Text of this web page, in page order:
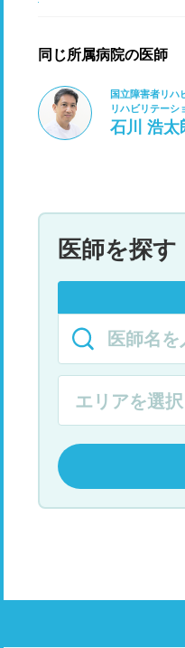
同じ所属病院の医師
国立障害者リハ
リハビリテーシ
石川 浩太
医師を探す